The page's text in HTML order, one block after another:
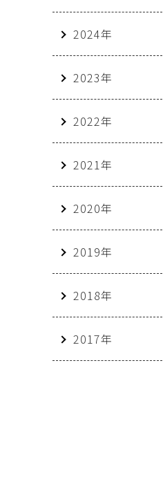
2024年
2023年
2022年
2021年
2020年
2019年
2018年
2017年